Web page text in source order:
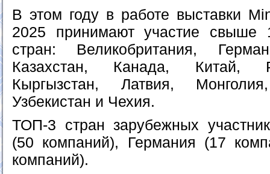
В этом году в работе выставки
2025 принимают участие свыше
стран: Великобритания,
Казахстан, Канада, Китай,
Кыргызстан, Латвия,
Узбекистан и Чехия.
ТОП-3 стран зарубежных
(50 компаний), Германия (17
компаний).